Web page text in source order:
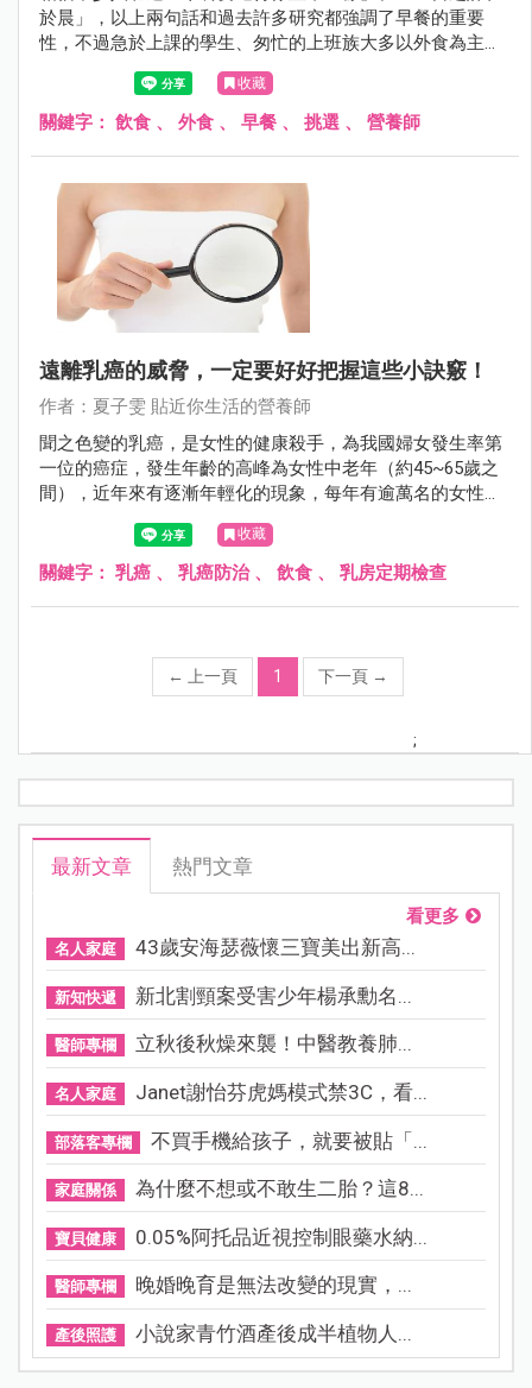
於晨」，以上兩句話和過去許多研究都強調了早餐的重要
性，不過急於上課的學生、匆忙的上班族大多以外食為主，
該怎麼挑選早餐就顯得非常重要，子雯營養師報給你選購早
收藏
關鍵字： 飲食 、 外食 、 早餐 、 挑選 、 營養師
遠離乳癌的威脅，一定要好好把握這些小訣竅！
作者：夏子雯 貼近你生活的營養師
聞之色變的乳癌，是女性的健康殺手，為我國婦女發生率第
一位的癌症，發生年齡的高峰為女性中老年（約45~65歲之
間），近年來有逐漸年輕化的現象，每年有逾萬名的女性罹
患乳癌，令人膽寒。
收藏
關鍵字： 乳癌 、 乳癌防治、 飲食 、 乳房定期檢查
← 上一頁 1 下一頁 →
;
最新文章 熱門文章
看更多
名人家庭 43歲安海瑟薇懷三寶美出新高...
新知快遞 新北割頸案受害少年楊承勳名...
醫師專欄 立秋後秋燥來襲！中醫教養肺...
名人家庭 Janet謝怡芬虎媽模式禁3C，看...
部落客專欄 不買手機給孩子，就要被貼「...
家庭關係 為什麼不想或不敢生二胎？這8...
寶貝健康 0.05%阿托品近視控制眼藥水納...
醫師專欄 晚婚晚育是無法改變的現實，...
產後照護 小說家青竹酒產後成半植物人...